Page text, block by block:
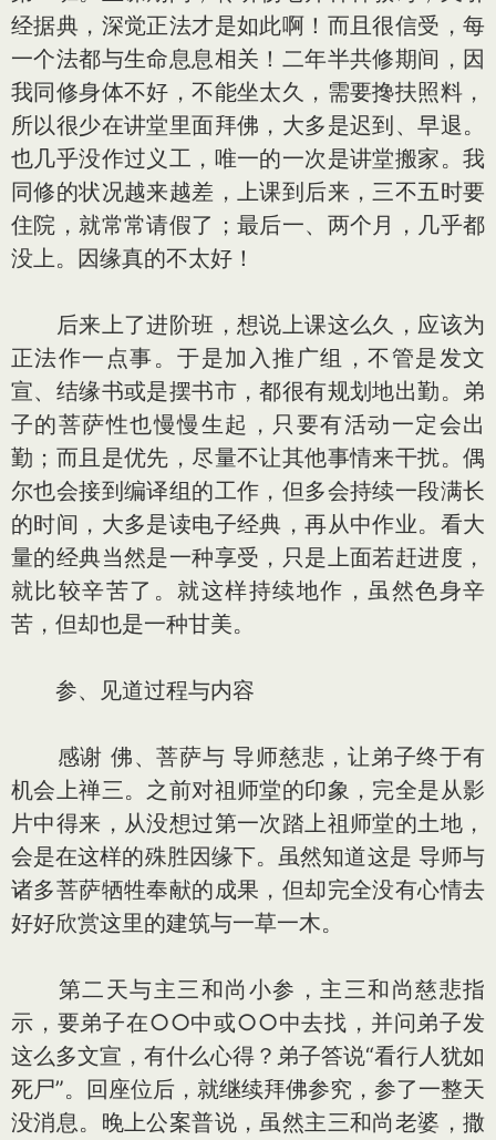
经据典，深觉正法才是如此啊！而且很信受，每
一个法都与生命息息相关！二年半共修期间，因
我同修身体不好，不能坐太久，需要搀扶照料，
所以很少在讲堂里面拜佛，大多是迟到、早退。
也几乎没作过义工，唯一的一次是讲堂搬家。我
同修的状况越来越差，上课到后来，三不五时要
住院，就常常请假了；最后一、两个月，几乎都
没上。因缘真的不太好！
后来上了进阶班，想说上课这么久，应该为
正法作一点事。于是加入推广组，不管是发文
宣、结缘书或是摆书市，都很有规划地出勤。弟
子的菩萨性也慢慢生起，只要有活动一定会出
勤；而且是优先，尽量不让其他事情来干扰。偶
尔也会接到编译组的工作，但多会持续一段满长
的时间，大多是读电子经典，再从中作业。看大
量的经典当然是一种享受，只是上面若赶进度，
就比较辛苦了。就这样持续地作，虽然色身辛
苦，但却也是一种甘美。
参、见道过程与内容
感谢 佛、菩萨与 导师慈悲，让弟子终于有
机会上禅三。之前对祖师堂的印象，完全是从影
片中得来，从没想过第一次踏上祖师堂的土地，
会是在这样的殊胜因缘下。虽然知道这是 导师与
诸多菩萨牺牲奉献的成果，但却完全没有心情去
好好欣赏这里的建筑与一草一木。
第二天与主三和尚小参，主三和尚慈悲指
示，要弟子在○○中或○○中去找，并问弟子发
这么多文宣，有什么心得？弟子答说“看行人犹如
死尸”。回座位后，就继续拜佛参究，参了一整天
没消息。晚上公案普说，虽然主三和尚老婆，撒